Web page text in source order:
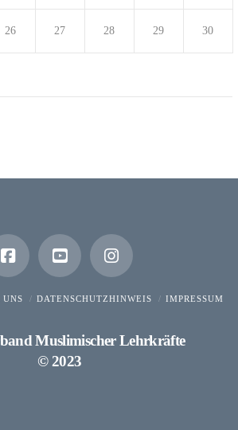
26 27 28 29 30
UNS DATENSCHUTZHINWEIS IMPRESSUM
Muslimischer Lehrkräfte
© 2023